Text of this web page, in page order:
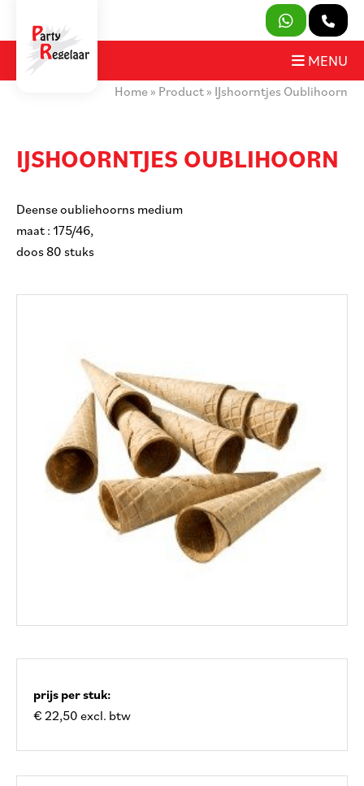
SLUITEN
OVER ONS
MENU
Home » Product » IJshoorntjes Oublihoorn
IJSHOORNTJES OUBLIHOORN
Deense oubliehoorns medium
maat : 175/46,
doos 80 stuks
prijs per stuk:
€ 22,50 excl. btw